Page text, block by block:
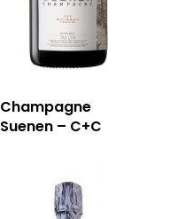
Champagne
Suenen – C+C
RÉSERVER
13006 Marseille